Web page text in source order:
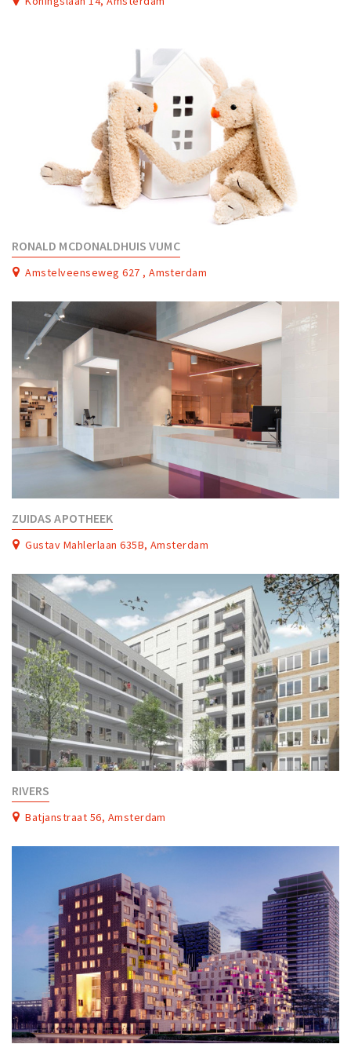
RONALD MCDONALDHUIS VUMC
Amstelveenseweg 627 , Amsterdam
ZUIDAS APOTHEEK
Gustav Mahlerlaan 635B, Amsterdam
RIVERS
Batjanstraat 56, Amsterdam